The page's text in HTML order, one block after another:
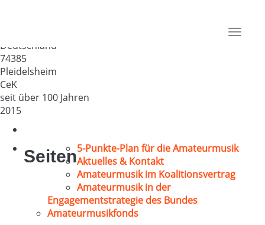
Toggle
Deutschland
74385
Pleidelsheim
CeK
seit über 100 Jahren
2015
Seiten5-Punkte-Plan für die Amateurmusik
Aktuelles & Kontakt
Amateurmusik im Koalitionsvertrag
Amateurmusik in der
Engagementstrategie des Bundes
Amateurmusikfonds